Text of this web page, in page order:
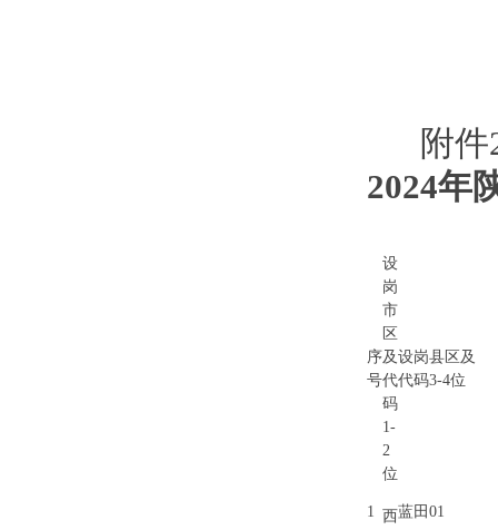
附件
2024年
序
号
设
岗
市
区
及
代
码
1-
2
位
设岗县区及
代码3-4位
1 西蓝田01